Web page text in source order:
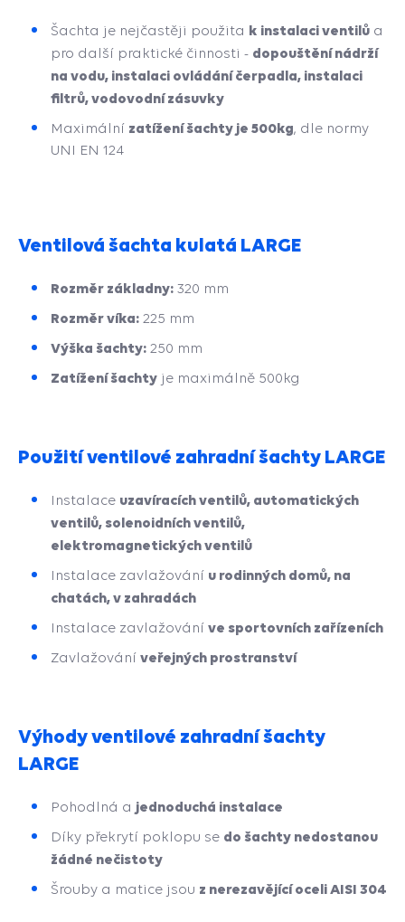
Šachta je nejčastěji použita k instalaci ventilů a
pro další praktické činnosti - dopouštění nádrží
na vodu, instalaci ovládání čerpadla, instalaci
filtrů, vodovodní zásuvky
Maximální zatížení šachty je 500kg, dle normy
UNI EN 124
Ventilová šachta kulatá LARGE
Rozměr základny: 320 mm
Rozměr víka: 225 mm
Výška šachty: 250 mm
Zatížení šachty je maximálně 500kg
Použití ventilové zahradní šachty LARGE
Instalace uzavíracích ventilů, automatických
ventilů, solenoidních ventilů,
elektromagnetických ventilů
Instalace zavlažování u rodinných domů, na
chatách, v zahradách
Instalace zavlažování ve sportovních zařízeních
Zavlažování veřejných prostranství
Výhody ventilové zahradní šachty
LARGE
Pohodlná a jednoduchá instalace
Díky překrytí poklopu se do šachty nedostanou
žádné nečistoty
Šrouby a matice jsou z nerezavějící oceli AISI 304